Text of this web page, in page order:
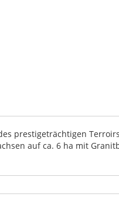
prestigeträchtigen
auf ca. 6 ha mit